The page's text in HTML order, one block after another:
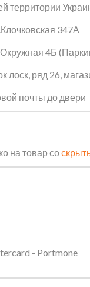
территории
347А
4Б
лоск, ряд 26,
почты до двери
на товар со
- Portmone